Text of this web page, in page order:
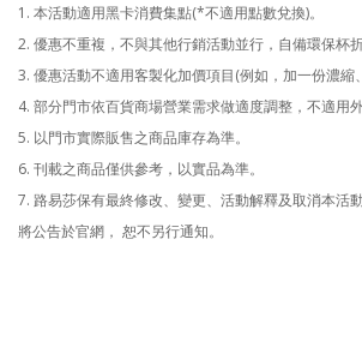
1. 本活動適用黑卡消費集點(*不適用點數兌換)。
2. 優惠不重複，不與其他行銷活動並行，自備環保杯折
3. 優惠活動不適用客製化加價項目(例如，加一份濃縮
4. 部分門市依百貨商場營業需求做適度調整，不適用
5. 以門市實際販售之商品庫存為準。
6. 刊載之商品僅供參考，以實品為準。
7. 路易莎保有最終修改、變更、活動解釋及取消本活
將公告於官網， 恕不另行通知。